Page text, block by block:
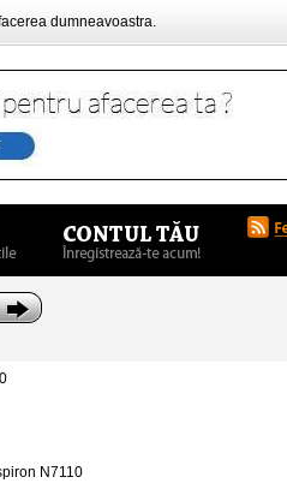
dumneavoastra.
N7110